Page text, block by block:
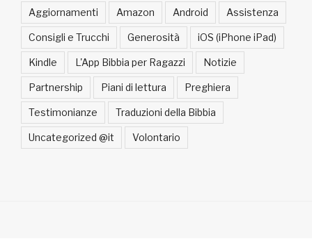
Aggiornamenti Amazon Android Assistenza
Consigli e Trucchi Generosità iOS (iPhone iPad)
Kindle L'App Bibbia per Ragazzi Notizie
Partnership Piani di lettura Preghiera
Testimonianze Traduzioni della Bibbia
Uncategorized @it Volontario